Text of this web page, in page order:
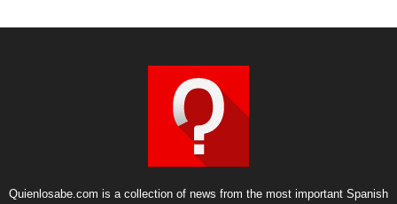
Quienlosabe.com is a collection of news from the most important Spanish